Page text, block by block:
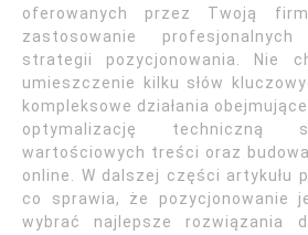
oferowanych przez Twoją
zastosowanie
strategii pozycjonowania. Nie
umieszczenie kilku słów
kompleksowe działania
optymalizację techniczną
wartościowych treści oraz
online. W dalszej części artykułu
co sprawia, że pozycjonowanie
wybrać najlepsze rozwiązania